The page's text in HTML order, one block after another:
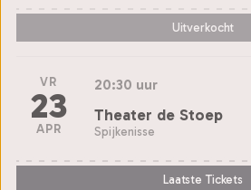
Uitverkocht
VR
23
APR
20:30 uur
Theater de Stoep
Spijkenisse
Laatste Tickets